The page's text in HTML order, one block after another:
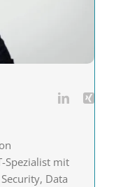
Spezialist mit
Data